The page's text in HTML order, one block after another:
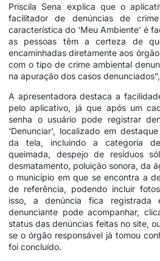
Priscila Sena explica que o
facilitador de denúncias de
característica do ‘Meu Ambiente’ é
as pessoas têm a certeza de
encaminhadas diretamente aos
com o tipo de crime ambiental
na apuração dos casos
A apresentadora destaca a
pelo aplicativo, já que após um
senha o usuário pode registrar
‘Denunciar’, localizado em
da tela, incluindo a categoria
queimada, despejo de resíduos
desmatamento, poluição sonora, da
o município em que se encontra a
de referência, podendo incluir
isso, a denúncia fica
denunciante pode acompanhar,
status das denúncias feitas no site,
se o órgão responsável já tomou
foi concluído.